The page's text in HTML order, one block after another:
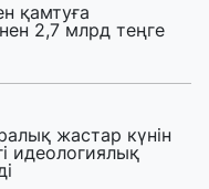
қамтуға
2,7 млрд теңге
жастар күнін
идеологиялық